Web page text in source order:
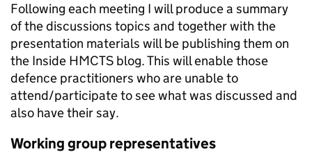
Following each meeting I will produce a summary
of the discussions topics and together with the
presentation materials will be publishing them on
the Inside HMCTS blog. This will enable those
defence practitioners who are unable to
attend/participate to see what was discussed and
also have their say.
Working group representatives